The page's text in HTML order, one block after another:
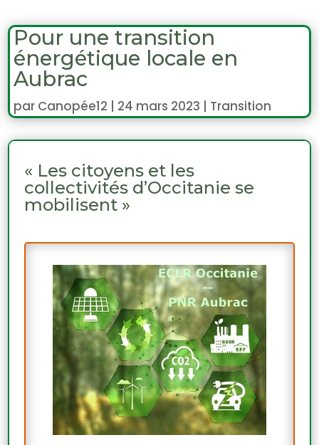
Pour une transition
énergétique locale en
Aubrac
par Canopée12 | 24 mars 2023 | Transition
« Les citoyens et les
collectivités d’Occitanie se
mobilisent »